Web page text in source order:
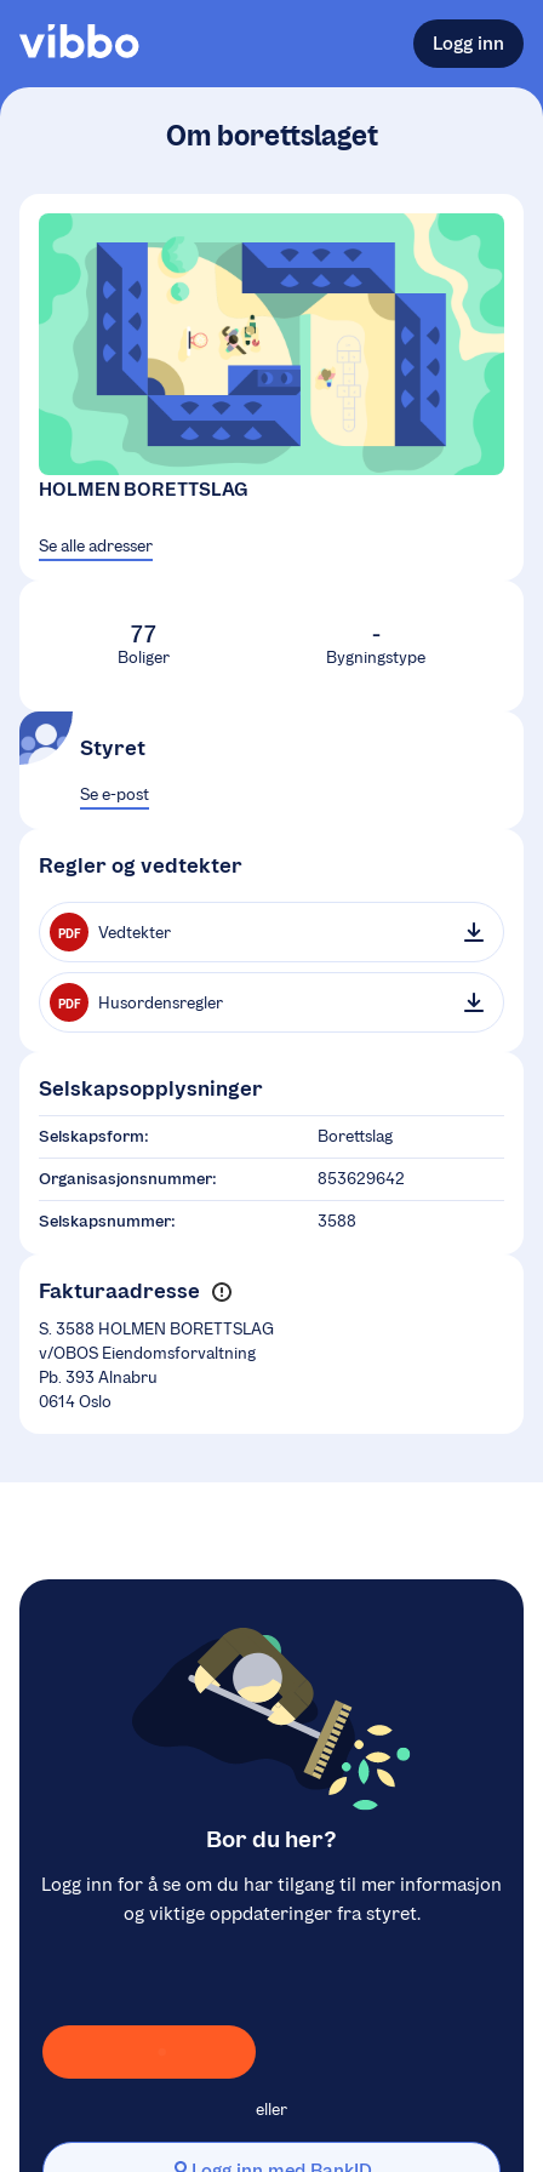
Logg inn
Om borettslaget
HOLMEN BORETTSLAG
Se alle adresser
77
Boliger
-
Bygningstype
Styret
Se e-post
Regler og vedtekter
PDF Vedtekter
PDF Husordensregler
Selskapsopplysninger
Selskapsform: Borettslag
Organisasjonsnummer: 853629642
Selskapsnummer: 3588
Fakturaadresse
S. 3588 HOLMEN BORETTSLAG
v/OBOS Eiendomsforvaltning
Pb. 393 Alnabru
0614 Oslo
Bor du her?
Logg inn for å se om du har tilgang til mer informasjon
og viktige oppdateringer fra styret.
eller